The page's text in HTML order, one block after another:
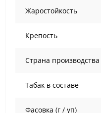
Жаростойкость
Крепость
Страна производства
Табак в составе
Фасовка (г / уп)